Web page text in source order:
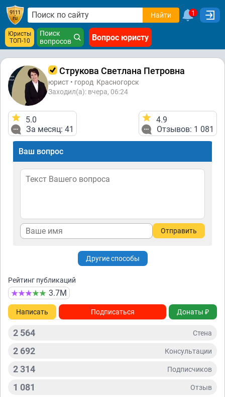
Найти 1
Юристы
ТОП-10
Поиск
вопросов
Вопрос юристу
Струкова Светлана Петровна
юрист • город Красногорск
Заходил(а): вчера, 06:24
5.0
За месяц: 41
4.9
Отзывов: 1 081
Ваш вопрос
Отправить
Другие способы
Рейтинг публикаций
3.7М
Написать Подписаться Донаты ₽
2 564 Стена
2 692 Консультации
2 314 Подписчиков
1 081 Отзыв